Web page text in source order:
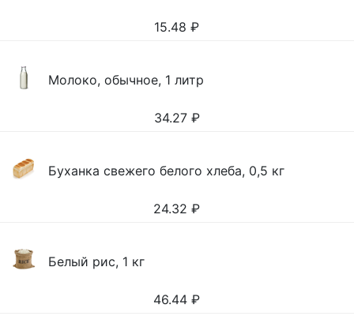
15.48 ₽
Молоко, обычное, 1 литр
34.27 ₽
Буханка свежего белого хлеба, 0,5 кг
24.32 ₽
Белый рис, 1 кг
46.44 ₽